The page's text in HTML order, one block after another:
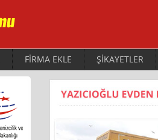
FİRMA EKLE ŞİKAYETLER